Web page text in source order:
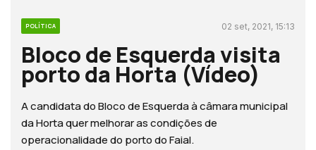
POLÍTICA 02 set, 2021, 15:13
Bloco de Esquerda visita
porto da Horta (Vídeo)
A candidata do Bloco de Esquerda à câmara municipal
da Horta quer melhorar as condições de
operacionalidade do porto do Faial.